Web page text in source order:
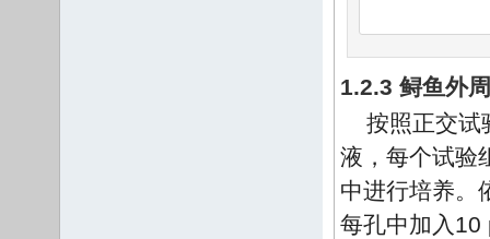
1.2.3 鲟鱼外
按照正交试
液，每个试验
中进行培养。
每孔中加入10